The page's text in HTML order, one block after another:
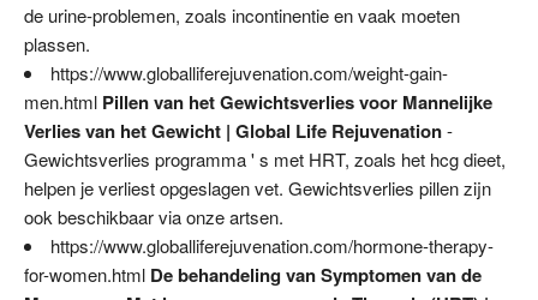
de urine-problemen, zoals incontinentie en vaak moeten
plassen.
https://www.globalliferejuvenation.com/weight-gain-
men.html Pillen van het Gewichtsverlies voor Mannelijke
Verlies van het Gewicht | Global Life Rejuvenation-
Gewichtsverlies programma ' s met HRT, zoals het hcg dieet,
helpen je verliest opgeslagen vet. Gewichtsverlies pillen zijn
ook beschikbaar via onze artsen.
https://www.globalliferejuvenation.com/hormone-therapy-
for-women.html De behandeling van Symptomen van de